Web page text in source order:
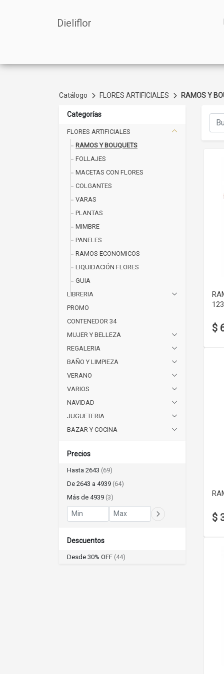
Dieliflor
Catálogo FLORES ARTIFICIALES RAMOS Y
Categorías
FLORES ARTIFICIALES
RAMOS Y BOUQUETS
FOLLAJES
MACETAS CON FLORES
COLGANTES
VARAS
PLANTAS
MIMBRE
PANELES
RAMOS ECONOMICOS
LIQUIDACIÓN FLORES
GUIA
LIBRERIA
PROMO
CONTENEDOR 34
MUJER Y BELLEZA
REGALERIA
BAÑO Y LIMPIEZA
VERANO
VARIOS
NAVIDAD
JUGUETERIA
BAZAR Y COCINA
Precios
Hasta 2643 (69)
De 2643 a 4939 (64)
Más de 4939 (3)
Descuentos
Desde 30% OFF (44)
$
$